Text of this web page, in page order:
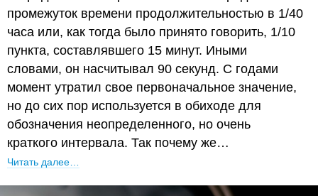
промежуток времени продолжительностью в 1/40
часа или, как тогда было принято говорить, 1/10
пункта, составлявшего 15 минут. Иными
словами, он насчитывал 90 секунд. С годами
момент утратил свое первоначальное значение,
но до сих пор используется в обиходе для
обозначения неопределенного, но очень
краткого интервала. Так почему же…
Читать далее…